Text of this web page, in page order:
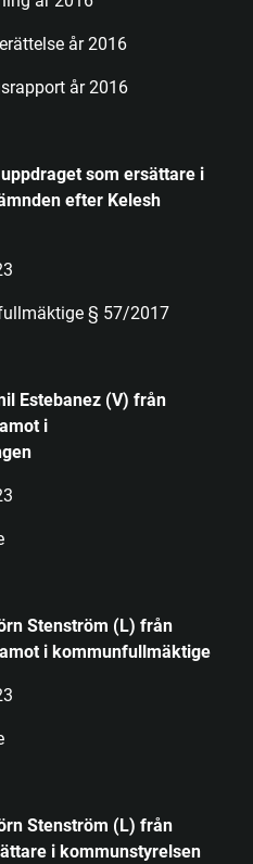
år 2016
år 2016
som ersättare i
efter Kelesh
§ 57/2017
Estebanez (V) från
i
Stenström (L) från
i kommunfullmäktige
Stenström (L) från
i kommunstyrelsen